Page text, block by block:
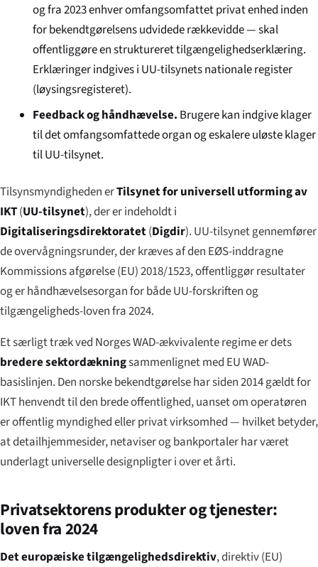
og fra 2023 enhver omfangsomfattet privat enhed inden
for bekendtgørelsens udvidede rækkevidde — skal
offentliggøre en struktureret tilgængelighedserklæring.
Erklæringer indgives i UU-tilsynets nationale register
(løysingsregisteret).
Feedback og håndhævelse. Brugere kan indgive klager
til det omfangsomfattede organ og eskalere uløste klager
til UU-tilsynet.
Tilsynsmyndigheden erTilsynet for universell utforming av
IKT(UU-tilsynet), der er indeholdt i
Digitaliseringsdirektoratet(Digdir). UU-tilsynet gennemfører
de overvågningsrunder, der kræves af den EØS-inddragne
Kommissions afgørelse (EU) 2018/1523, offentliggør resultater
og er håndhævelsesorgan for både UU-forskriften og
tilgængeligheds-loven fra 2024.
Et særligt træk ved Norges WAD-ækvivalente regime er dets
bredere sektordækningsammenlignet med EU WAD-
basislinjen. Den norske bekendtgørelse har siden 2014 gældt for
IKT henvendt til den brede offentlighed, uanset om operatøren
er offentlig myndighed eller privat virksomhed — hvilket betyder,
at detailhjemmesider, netaviser og bankportaler har været
underlagt universelle designpligter i over et årti.
Privatsektorens produkter og tjenester:
loven fra 2024
Det europæiske tilgængelighedsdirektiv, direktiv (EU)